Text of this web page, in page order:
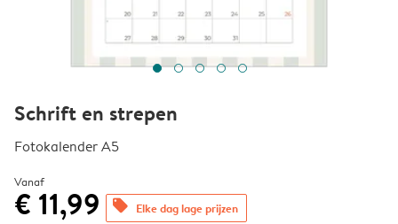
Schrift en strepen
Fotokalender A5
Vanaf
€ 11,99 offers Elke dag lage prijzen